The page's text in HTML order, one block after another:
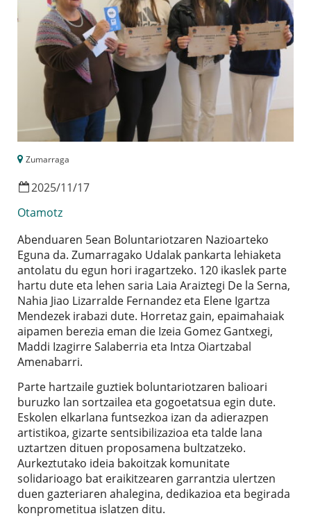
Zumarraga
2025/11/17
Otamotz
Abenduaren 5ean Boluntariotzaren Nazioarteko
Eguna da. Zumarragako Udalak pankarta lehiaketa
antolatu du egun hori iragartzeko. 120 ikaslek parte
hartu dute eta lehen saria Laia Araiztegi De la Serna,
Nahia Jiao Lizarralde Fernandez eta Elene Igartza
Mendezek irabazi dute. Horretaz gain, epaimahaiak
aipamen berezia eman die Izeia Gomez Gantxegi,
Maddi Izagirre Salaberria eta Intza Oiartzabal
Amenabarri.
Parte hartzaile guztiek boluntariotzaren balioari
buruzko lan sortzailea eta gogoetatsua egin dute.
Eskolen elkarlana funtsezkoa izan da adierazpen
artistikoa, gizarte sentsibilizazioa eta talde lana
uztartzen dituen proposamena bultzatzeko.
Aurkeztutako ideia bakoitzak komunitate
solidarioago bat eraikitzearen garrantzia ulertzen
duen gazteriaren ahalegina, dedikazioa eta begirada
konprometitua islatzen ditu.